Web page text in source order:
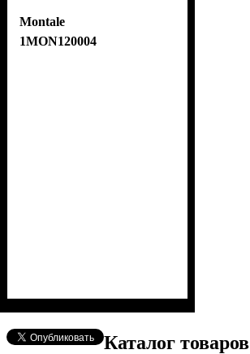
Montale
1MON120004
Каталог товаров